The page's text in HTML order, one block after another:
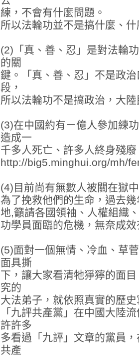
練，不會有什麼問題。
所以法輪功並不是搞什麼、
(2)「真、善、忍」是對法輪
的關
鍵。「真、善、忍」不是政
段，
所以法輪功不是搞政治，大
(3)在中國約有ㄧ億人參加練
造成一
千多人死亡、許多人終身殘
http://big5.minghui.org/mh/
(4)目前尚有無數人被關在獄
為了挽救他們的生命，過去
地,籲請各國領袖、人權組織
功學員面臨的危機，無奈成
(5)面對一個無情、冷血、草
面具撕
下，讓大家看清牠猙獰的面
究的
大法弟子，就依照真實的歷
「九評共產黨」在中國大陸
許許多
多看過「九評」文章的黨員
共產